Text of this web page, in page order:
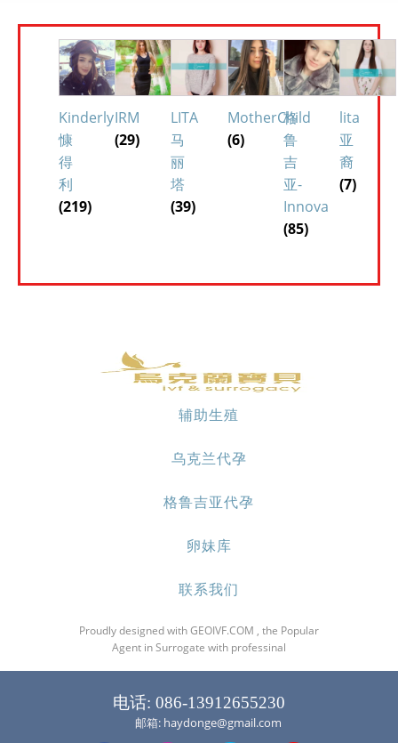
Kinderly
慷
得
利
(219)
IRM
(29)
LITA
马
丽
塔
(39)
MotherChild
(6)
格
鲁
吉
亚-
Innova
(85)
lita
亚
裔
(7)
辅助生殖
乌克兰代孕
格鲁吉亚代孕
卵妹库
联系我们
Proudly designed with GEOIVF.COM , the Popular
Agent in Surrogate with professinal
电话: 086-13912655230
邮箱: haydonge@gmail.com